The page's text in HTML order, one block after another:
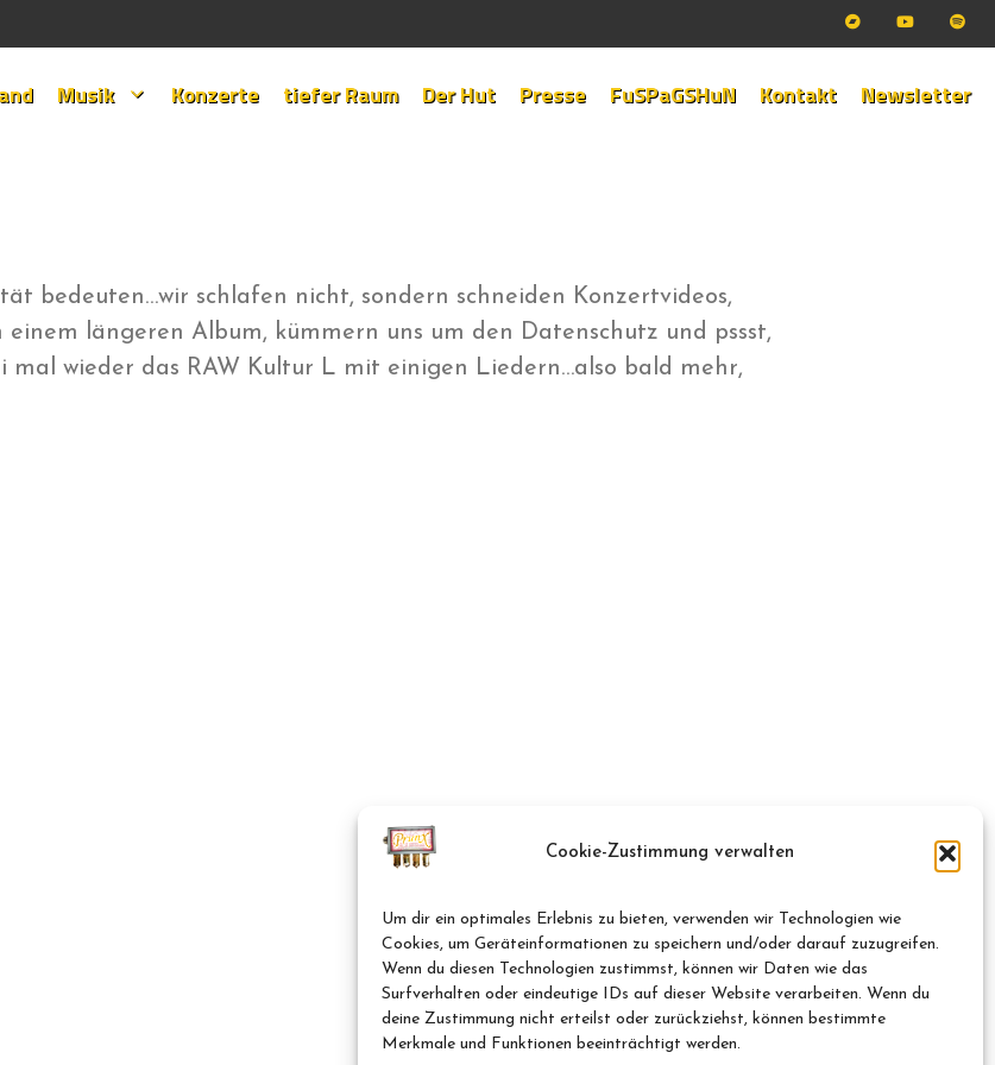
Cookie-Zustimmung verwalten
Um dir ein optimales Erlebnis zu bieten, verwenden wir Technologien wie
Cookies, um Geräteinformationen zu speichern und/oder darauf zuzugreifen.
Wenn du diesen Technologien zustimmst, können wir Daten wie das
Surfverhalten oder eindeutige IDs auf dieser Website verarbeiten. Wenn du
deine Zustimmung nicht erteilst oder zurückziehst, können bestimmte
Merkmale und Funktionen beeinträchtigt werden.
Musik Konzerte tiefer Raum Der Hut Presse FuSPaGSHuN Kontakt Newsletter
bedeuten…wir schlafen nicht, sondern schneiden Konzertvideos,
längeren Album, kümmern uns um den Datenschutz und pssst,
wieder das RAW Kultur L mit einigen Liedern…also bald mehr,